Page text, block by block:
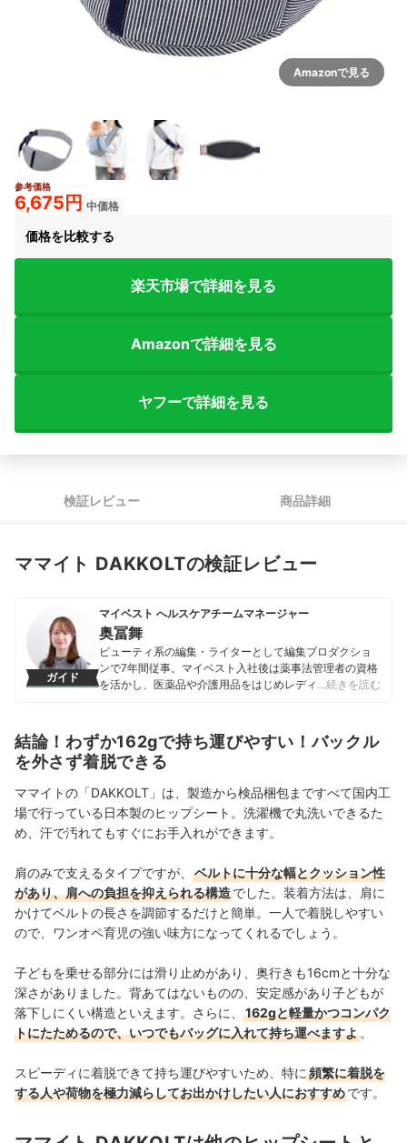
Amazonで見る
参考価格
6,675円 中価格
価格を比較する
楽天市場で詳細を見る
Amazonで詳細を見る
ヤフーで詳細を見る
検証レビュー 商品詳細
ママイト DAKKOLTの検証レビュー
ガイド
マイベスト へルスケアチームマネージャー
奥冨舞
ビューティ系の編集・ライターとして編集プロダクショ
ンで7年間従事。マイベスト入社後は薬事法管理者の資格
を活かし、医薬品や介護用品をはじめレディースインナ
奥冨舞のプロフィール
…続きを読む
結論！わずか162gで持ち運びやすい！バックル
を外さず着脱できる
ママイトの「DAKKOLT」は、製造から検品梱包まですべて国内工
場で行っている日本製のヒップシート。洗濯機で丸洗いできるた
め、汗で汚れてもすぐにお手入れができます。
肩のみで支えるタイプですが、
ベルトに十分な幅とクッション性
があり、肩への負担を抑えられる構造でした。装着方法は、肩に
かけてベルトの長さを調節するだけと簡単。一人で着脱しやすい
ので、ワンオペ育児の強い味方になってくれるでしょう。
子どもを乗せる部分には滑り止めがあり、奥行きも16cmと十分な
深さがありました。背あてはないものの、安定感があり子どもが
落下しにくい構造といえます。さらに、
162gと軽量かつコンパク
トにたためるので、いつでもバッグに入れて持ち運べますよ 。
スピーディに着脱できて持ち運びやすいため、特に 頻繁に着脱を
する人や荷物を極力減らしてお出かけしたい人におすすめです。